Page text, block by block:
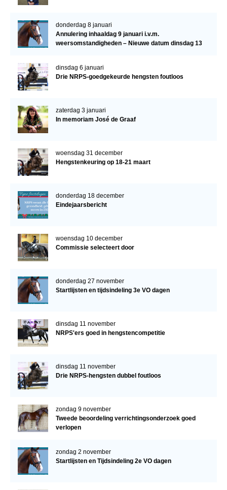
donderdag 8 januari
Annulering inhaaldag 9 januari i.v.m.
weersomstandigheden – Nieuwe datum dinsdag 13
dinsdag 6 januari
Drie NRPS-goedgekeurde hengsten foutloos
zaterdag 3 januari
In memoriam José de Graaf
woensdag 31 december
Hengstenkeuring op 18-21 maart
donderdag 18 december
Eindejaarsbericht
woensdag 10 december
Commissie selecteert door
donderdag 27 november
Startlijsten en tijdsindeling 3e VO dagen
dinsdag 11 november
NRPS'ers goed in hengstencompetitie
dinsdag 11 november
Drie NRPS-hengsten dubbel foutloos
zondag 9 november
Tweede beoordeling verrichtingsonderzoek goed
verlopen
zondag 2 november
Startlijsten en Tijdsindeling 2e VO dagen